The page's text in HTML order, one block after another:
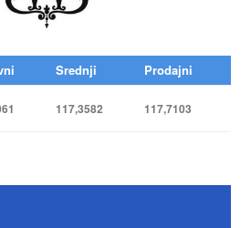
Srednji Prodajni
117,3582 117,7103